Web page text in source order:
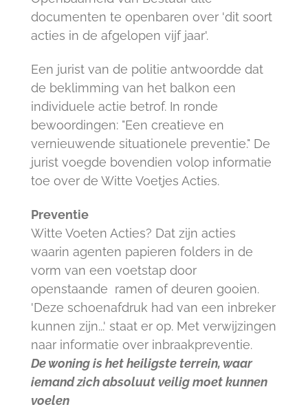
documenten te openbaren over 'dit soort
acties in de afgelopen vijf jaar'.
Een jurist van de politie antwoordde dat
de beklimming van het balkon een
individuele actie betrof. In ronde
bewoordingen: "Een creatieve en
vernieuwende situationele preventie." De
jurist voegde bovendien volop informatie
toe over de Witte Voetjes Acties.
Preventie
Witte Voeten Acties? Dat zijn acties
waarin agenten papieren folders in de
vorm van een voetstap door
openstaande ramen of deuren gooien.
'Deze schoenafdruk had van een inbreker
kunnen zijn...' staat er op. Met verwijzingen
naar informatie over inbraakpreventie.
De woning is het heiligste terrein, waar
iemand zich absoluut veilig moet kunnen
voelen